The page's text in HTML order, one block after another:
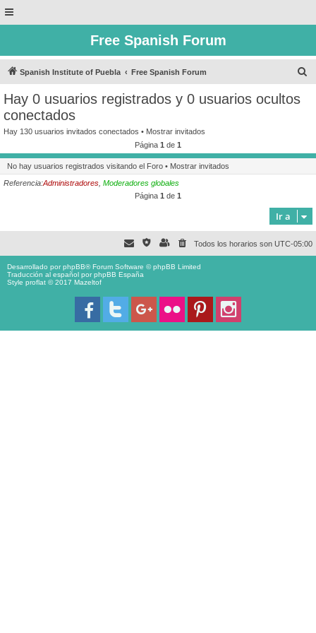
Free Spanish Forum
Spanish Institute of Puebla Free Spanish Forum
r
Hay 0 usuarios registrados y 0 usuarios ocultos
conectados
Hay 130 usuarios invitados conectados • Mostrar invitados
Página 1 de 1
No hay usuarios registrados visitando el Foro • Mostrar invitados
Referencia:Administradores Moderadores globales
Página 1 de 1
Ir a
Todos los horarios son UTC-05:00
Desarrollado porphpBB® Forum Software © phpBB Limited
Traducción al español porphpBB España
Style proflat © 2017 Mazeltof